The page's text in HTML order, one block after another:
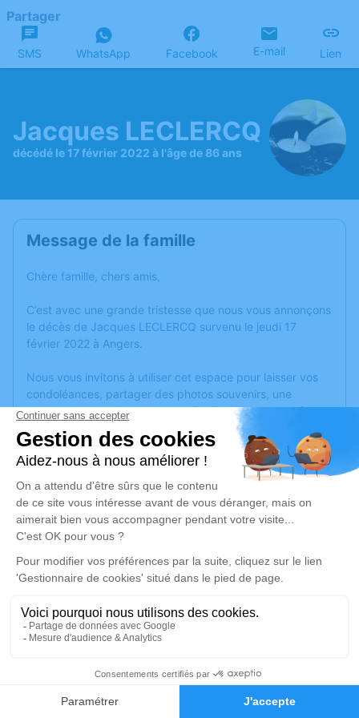
Faire-part Hommages
Partager
SMS WhatsApp Facebook E-mail Lien
Jacques LECLERCQ
décédé le 17 février 2022 à l'âge de 86 ans
Message de la famille
Chère famille, chers amis,
C’est avec une grande tristesse que nous vous annonçons
le décès de Jacques LECLERCQ survenu le jeudi 17
février 2022 à Angers.
Nous vous invitons à utiliser cet espace pour laisser vos
condoléances, partager des photos souvenirs, une
anecdote ou exprimer vos pensées à travers des poèmes
ou des textes. Cet endroit est un lieu d'expression dédié à
honorer la mémoire de Jacques LECLERCQ.
Un service de plantation d’arbre hommage estdisponible
mardi 22 février 2022 à 14h30
Eglise Notre Dame des Victoires d'Angers
24 Rue Pocquet de Livonnières